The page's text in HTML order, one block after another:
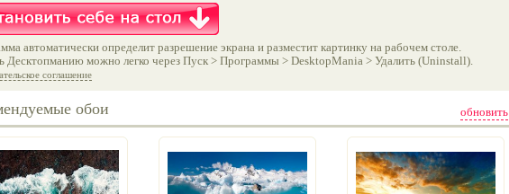
автоматически определит разрешение экрана и разместит картинку на рабочем столе.
Десктопманию можно легко через Пуск > Программы > DesktopMania > Удалить (Uninstall).
соглашение
обновить
обои